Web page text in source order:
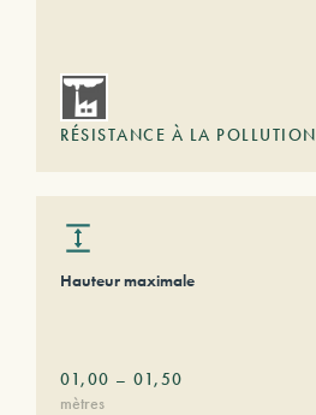
RÉSISTANCE À LA POLLUTION
Hauteur maximale
01,00 – 01,50
mètres